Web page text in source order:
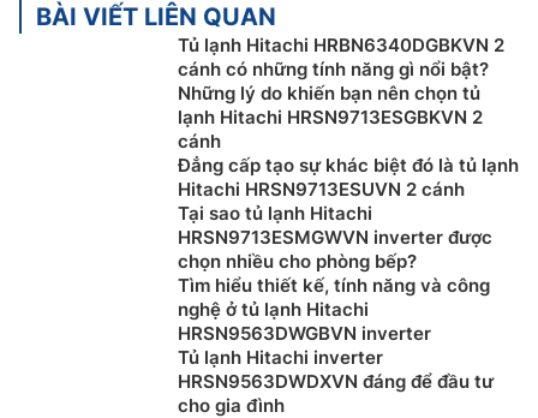
Máy nén Inverter hiệu suất cao
Tủ lạnh Hitachi 2 cánhHRTN6443SAGMGVN này sử
dụng máy nén Inverter điều khiển điện tử giúp tiết
kiệm điện tối ưu cho người dùng. Đồng thời, với động
cơ Inverter cũng mang lại hiệu suất hoạt động cao hơn
và có độ ồn thấp hơn so với những model không được
trang bị công nghệ này.
BÀI VIẾT LIÊN QUAN
Tủ lạnh Hitachi HRBN6340DGBKVN 2
cánh có những tính năng gì nổi bật?
Những lý do khiến bạn nên chọn tủ
lạnh Hitachi HRSN9713ESGBKVN 2
cánh
Đẳng cấp tạo sự khác biệt đó là tủ lạnh
Hitachi HRSN9713ESUVN 2 cánh
Tại sao tủ lạnh Hitachi
HRSN9713ESMGWVN inverter được
chọn nhiều cho phòng bếp?
Tìm hiểu thiết kế, tính năng và công
nghệ ở tủ lạnh Hitachi
HRSN9563DWGBVN inverter
Tủ lạnh Hitachi inverter
HRSN9563DWDXVN đáng để đầu tư
cho gia đình